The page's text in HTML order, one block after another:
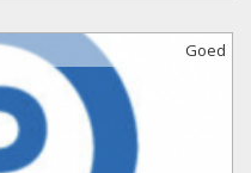
Goed